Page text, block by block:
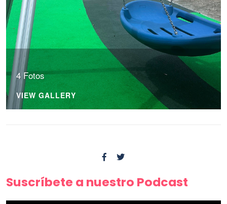
4 Fotos
VIEW GALLERY
Suscríbete a nuestro Podcast